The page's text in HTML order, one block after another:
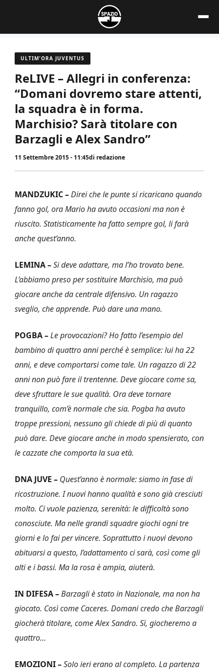
contenuto
ULTIM'ORA JUVENTUS
ReLIVE – Allegri in conferenza:
“Domani dovremo stare attenti,
la squadra è in forma.
Marchisio? Sarà titolare con
Barzagli e Alex Sandro”
11 Settembre 2015 - 11:45di redazione
MANDZUKIC –Direi che le punte si ricaricano quando
fanno gol, ora Mario ha avuto occasioni ma non è
riuscito. Statisticamente ha fatto sempre gol, li farà
anche quest’anno.
LEMINA –Si deve adattare, ma l’ho trovato bene.
L’abbiamo preso per sostituire Marchisio, ma può
giocare anche da centrale difensivo. Un ragazzo
sveglio, che apprende. Può dare una mano.
POGBA –Le provocazioni? Ho fatto l’esempio del
bambino di quattro anni perché è semplice: lui ha 22
anni, e deve comportarsi come tale. Un ragazzo di 22
anni non può fare il trentenne. Deve giocare come sa,
deve sfruttare le sue qualità. Ora deve tornare
tranquillo, com’è normale che sia. Pogba ha avuto
troppe pressioni, nessuno gli chiede di più di quanto
può dare. Deve giocare anche in modo spensierato, con
le cazzate che comporta la sua età.
DNA JUVE – Quest’anno è normale: siamo in fase di
ricostruzione. I nuovi hanno qualità e sono già cresciuti
molto. Ci vuole pazienza, serenità: le difficoltà sono
conosciute. Ma nelle grandi squadre giochi ogni tre
giorni e lo fai per vincere. Soprattutto i nuovi devono
abituarsi a questo, l’adattamento ci sarà, così come gli
alti e i bassi. Ma la rosa è ampia, aiuterà.
IN DIFESA –Barzagli è stato in Nazionale, ma non ha
giocato. Così come Caceres. Domani credo che Barzagli
giocherà titolare, come Alex Sandro. Sì, giocheremo a
quattro…
EMOZIONI –Solo ieri erano al completo. La partenza